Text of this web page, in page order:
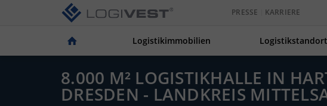
PRESSE KARRIERE
Logistikimmobilien
8.000 M² LOGISTIKHALLE IN
DRESDEN - LANDKREIS